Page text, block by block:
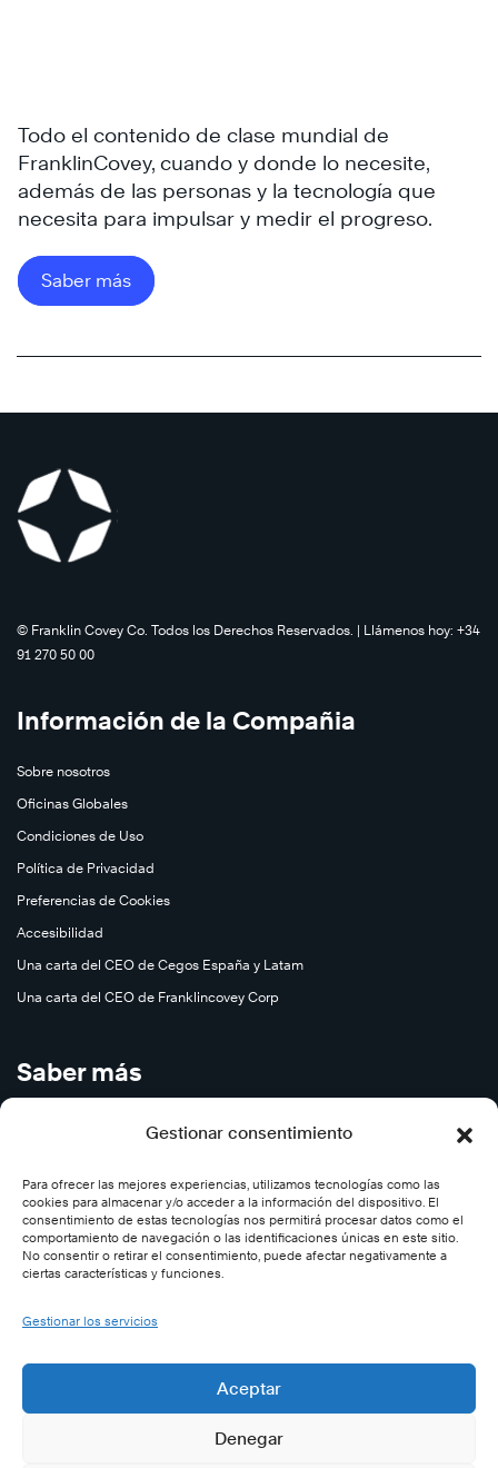
Gestionar consentimiento
Para ofrecer las mejores experiencias, utilizamos tecnologías como las
cookies para almacenar y/o acceder a la información del dispositivo. El
consentimiento de estas tecnologías nos permitirá procesar datos como el
comportamiento de navegación o las identificaciones únicas en este sitio.
No consentir o retirar el consentimiento, puede afectar negativamente a
ciertas características y funciones.
Gestionar los servicios
Aceptar
Denegar
más
Disciplinas
de
la
Ejecución®
Saber
más
Saber
más
Todo el contenido de clase mundial de
FranklinCovey, cuando y donde lo necesite,
además de las personas y la tecnología que
necesita para impulsar y medir el progreso.
Saber más
©️ Franklin Covey Co. Todos los Derechos Reservados. | Llámenos hoy: +34
91 270 50 00
Información de la Compañia
Sobre nosotros
Oficinas Globales
Condiciones de Uso
Política de Privacidad
Preferencias de Cookies
Accesibilidad
Una carta del CEO de Cegos España y Latam
Una carta del CEO de Franklincovey Corp
Saber más
Contáctenos
Subscríbase
Desincribirse
Síganos
Facebook (Cegos España)